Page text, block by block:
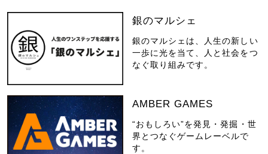
銀のマルシェ
銀のマルシェは、人生の新しい
一歩に光を当て、人と社会をつ
なぐ取り組みです。
AMBER GAMES
“おもしろい”を発見・発掘・世
界とつなぐゲームレーベルで
す。